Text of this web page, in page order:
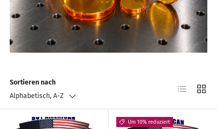
Sortieren nach
Alphabetisch, A-Z
Um 10% reduziert